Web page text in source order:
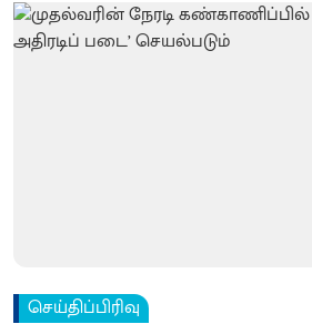
செய்திப்பிரிவு